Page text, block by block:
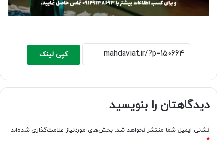
کپی لینک
دیدگاهتان را بنویسید
نشانی ایمیل شما منتشر نخواهد شد. بخش‌های موردنیاز علامت‌گذاری شده‌اند
*